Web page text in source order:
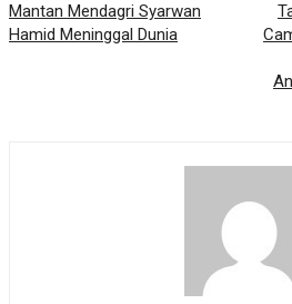
Mantan Mendagri Syarwan
Hamid Meninggal Dunia